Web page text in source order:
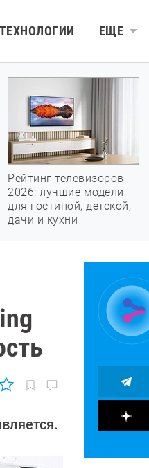
ТЕХНОЛОГИИ ЕЩЕ
Рейтинг телевизоров
2026: лучшие модели
для гостиной, детской,
дачи и кухни